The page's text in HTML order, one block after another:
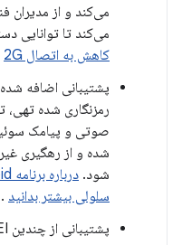
می‌کند و از مدیران
می‌کند تا توانایی
کاهش به اتصال 2G
پشتیبانی اضافه
رمزنگاری شده
صوتی و پیامک
شده و از رهگیری
شود.
سلولی بیشتر بدانید .
پشتیبانی از چندین IMEI اضافه شده است